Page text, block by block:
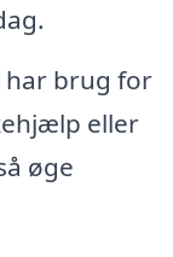
har brug for
eller
øge